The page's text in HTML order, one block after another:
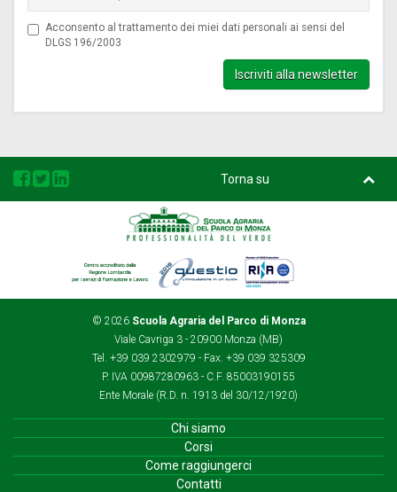
Acconsento al trattamento dei miei dati personali ai sensi del
DLGS 196/2003
Iscriviti alla newsletter
Torna su
Regione
Lombardia
Questio Rina
© 2026 Scuola Agraria del Parco di Monza
Viale Cavriga 3 - 20900 Monza (MB)
Tel. +39 039 2302979 - Fax. +39 039 325309
P. IVA 00987280963 - C.F. 85003190155
Ente Morale (R.D. n. 1913 del 30/12/1920)
Chi siamo
Corsi
Come raggiungerci
Contatti